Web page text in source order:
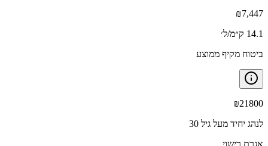
₪7,447
14.1 ק״מ/ל׳
ביטוח מקיף ממוצע
₪21800
לנהג יחיד מעל גיל 30